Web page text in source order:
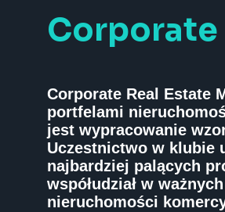
Corporate
Corporate Real Estate
portfelami
jest wypracowanie
Uczestnictwo w klubie
najbardziej palących
współudział w
nieruchomości